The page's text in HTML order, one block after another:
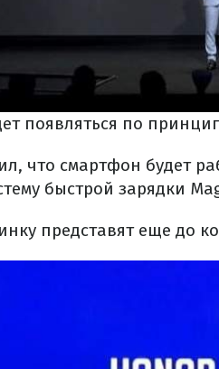
появляться по
что смартфон будет
быстрой зарядки
представят еще до